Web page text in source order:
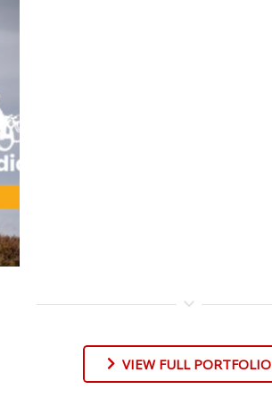
VIEW FULL PORTFOLIO